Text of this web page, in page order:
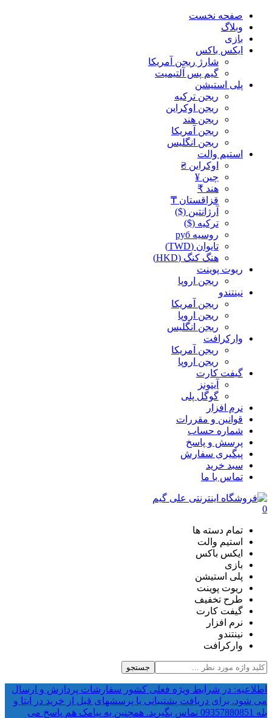
صفحه نخست
وبلاگ
بازی
ایکس باکس
شارژ ریجن آمریکا
گیم پس آلتیمیت
پلی استیشن
ریجن ترکیه
ریجن اوکراین
ریجن هند
ریجن آمریکا
ریجن انگلیس
استیم والت
اوکراین ₴
چین ¥
هند ₹
قزاقستان ₸
آرژانتین ($)
ترکیه ($)
روسیه руб
تایوان (TWD)
هنگ کنگ (HKD)
ریوت پوینت
ریجن اروپا
نینتندو
ریجن آمریکا
ریجن اروپا
ریجن انگلیس
وارکرافت
ریجن آمریکا
ریجن اروپا
گیفت کارت
آیتونز
گوگل پلی
نرم افزار
قوانین و مقررات
شماره حساب
پرسش و پاسخ
پیگیری سفارش
سبد خرید
تماس با ما
0
تمام دسته ها
استیم والت
ایکس باکس
بازی
پلی استیشن
ریوت پوینت
طرح تخفیف
گیفت کارت
نرم افزار
نینتندو
وارکرافت
جستجو
اطلاعیه: در شرایط ویژه فعلی کشور سفارشات پردازش و ارسال
می شود. برای دریافت پشتیبانی یا پرسشهای قبل از خرید در ایتا و
بله 09357880851 تماس بگیرید. همچنین به پیامک هم پاسخ می